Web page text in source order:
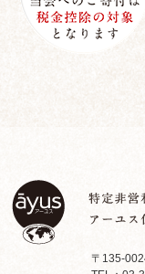
〒135-